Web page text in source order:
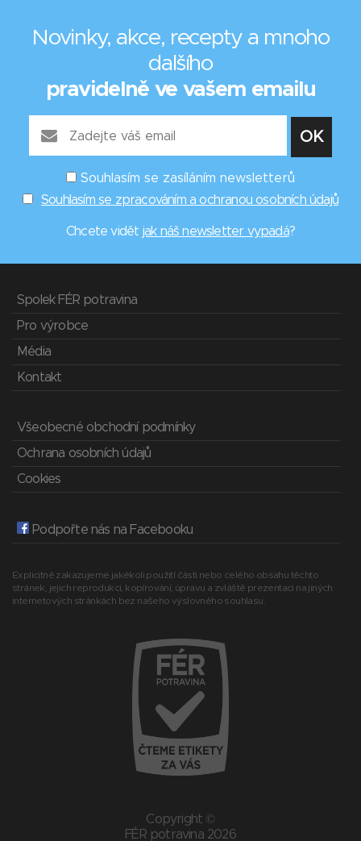
Novinky, akce, recepty a mnoho
dalšího
pravidelně ve vašem emailu
Souhlasím se zasíláním newsletterů
Souhlasím se zpracováním a ochranou osobních údajů
Chcete vidět jak náš newsletter vypadá?
Spolek FÉR potravina
Pro výrobce
Média
Kontakt
Všeobecné obchodní podmínky
Ochrana osobních údajů
Cookies
Podpořte nás na Facebooku
Explicitně zakazujeme jakékoli použití části nebo celého obsahu těchto
stránek, jejich reprodukci, kopírování, úpravu a zvláště prezentaci na jiných
internetových stránkách bez našeho výslovného souhlasu.
Copyright ©
FÉR potravina 2026